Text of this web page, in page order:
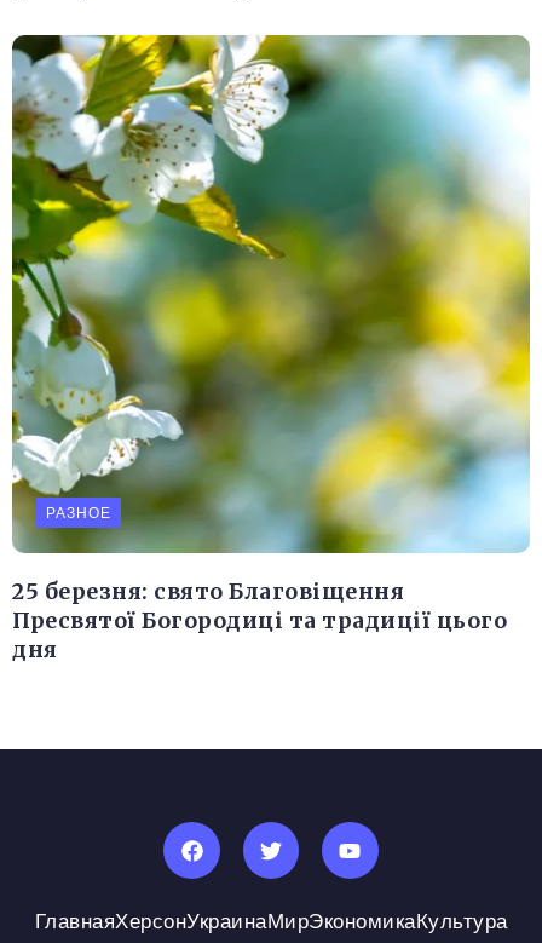
РАЗНОЕ
25 березня: свято Благовіщення
Пресвятої Богородиці та традиції цього
дня
ГлавнаяХерсонУкраинаМирЭкономикаКультура